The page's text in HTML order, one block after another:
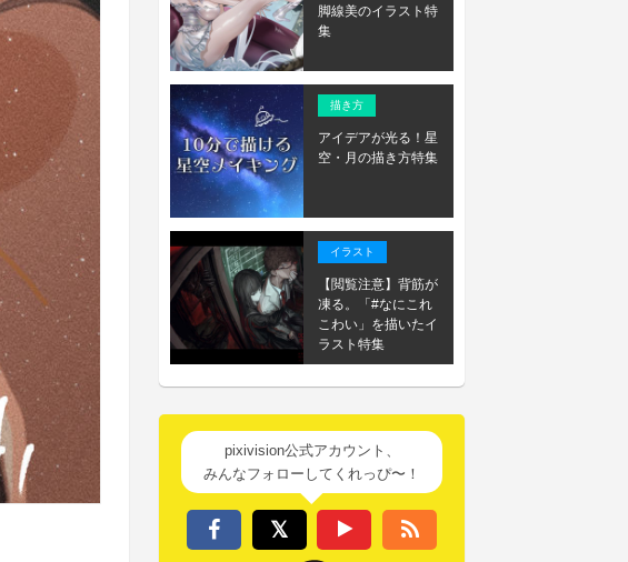
脚線美のイラスト特
集
描き方
アイデアが光る！星
空・月の描き方特集
イラスト
【閲覧注意】背筋が
凍る。「#なにこれ
こわい」を描いたイ
ラスト特集
pixivision公式アカウント、
みんなフォローしてくれっぴ〜！